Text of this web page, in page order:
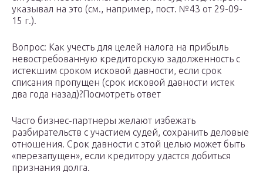
указывал на это (см., например, пост. №43 от 29-09-
15 г.).
Вопрос: Как учесть для целей налога на прибыль
невостребованную кредиторскую задолженность с
истекшим сроком исковой давности, если срок
списания пропущен (срок исковой давности истек
два года назад)?Посмотреть ответ
Часто бизнес-партнеры желают избежать
разбирательств с участием судей, сохранить деловые
отношения. Срок давности с этой целью может быть
«перезапущен», если кредитору удастся добиться
признания долга.